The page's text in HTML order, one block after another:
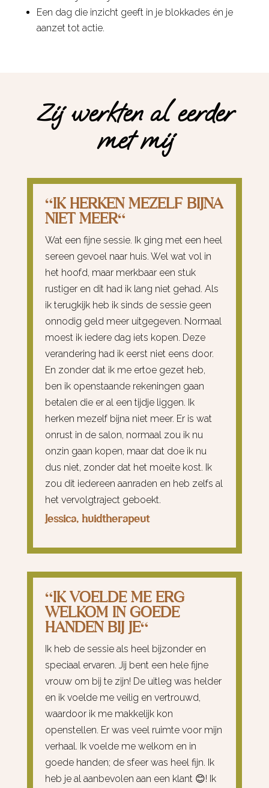
Een dag die inzicht geeft in je blokkades én je
aanzet tot actie.
Zij werkten al eerder
met mij
“IK HERKEN MEZELF BIJNA
NIET MEER“
Wat een fijne sessie. Ik ging met een heel
sereen gevoel naar huis. Wel wat vol in
het hoofd, maar merkbaar een stuk
rustiger en dit had ik lang niet gehad. Als
ik terugkijk heb ik sinds de sessie geen
onnodig geld meer uitgegeven. Normaal
moest ik iedere dag iets kopen. Deze
verandering had ik eerst niet eens door.
En zonder dat ik me ertoe gezet heb,
ben ik openstaande rekeningen gaan
betalen die er al een tijdje liggen. Ik
herken mezelf bijna niet meer. Er is wat
onrust in de salon, normaal zou ik nu
onzin gaan kopen, maar dat doe ik nu
dus niet, zonder dat het moeite kost. Ik
zou dit iedereen aanraden en heb zelfs al
het vervolgtraject geboekt.
Jessica, huidtherapeut
“IK VOELDE ME ERG
WELKOM IN GOEDE
HANDEN BIJ JE“
Ik heb de sessie als heel bijzonder en
speciaal ervaren. Jij bent een hele fijne
vrouw om bij te zijn! De uitleg was helder
en ik voelde me veilig en vertrouwd,
waardoor ik me makkelijk kon
openstellen. Er was veel ruimte voor mijn
verhaal. Ik voelde me welkom en in
goede handen; de sfeer was heel fijn. Ik
heb je al aanbevolen aan een klant 😊! Ik